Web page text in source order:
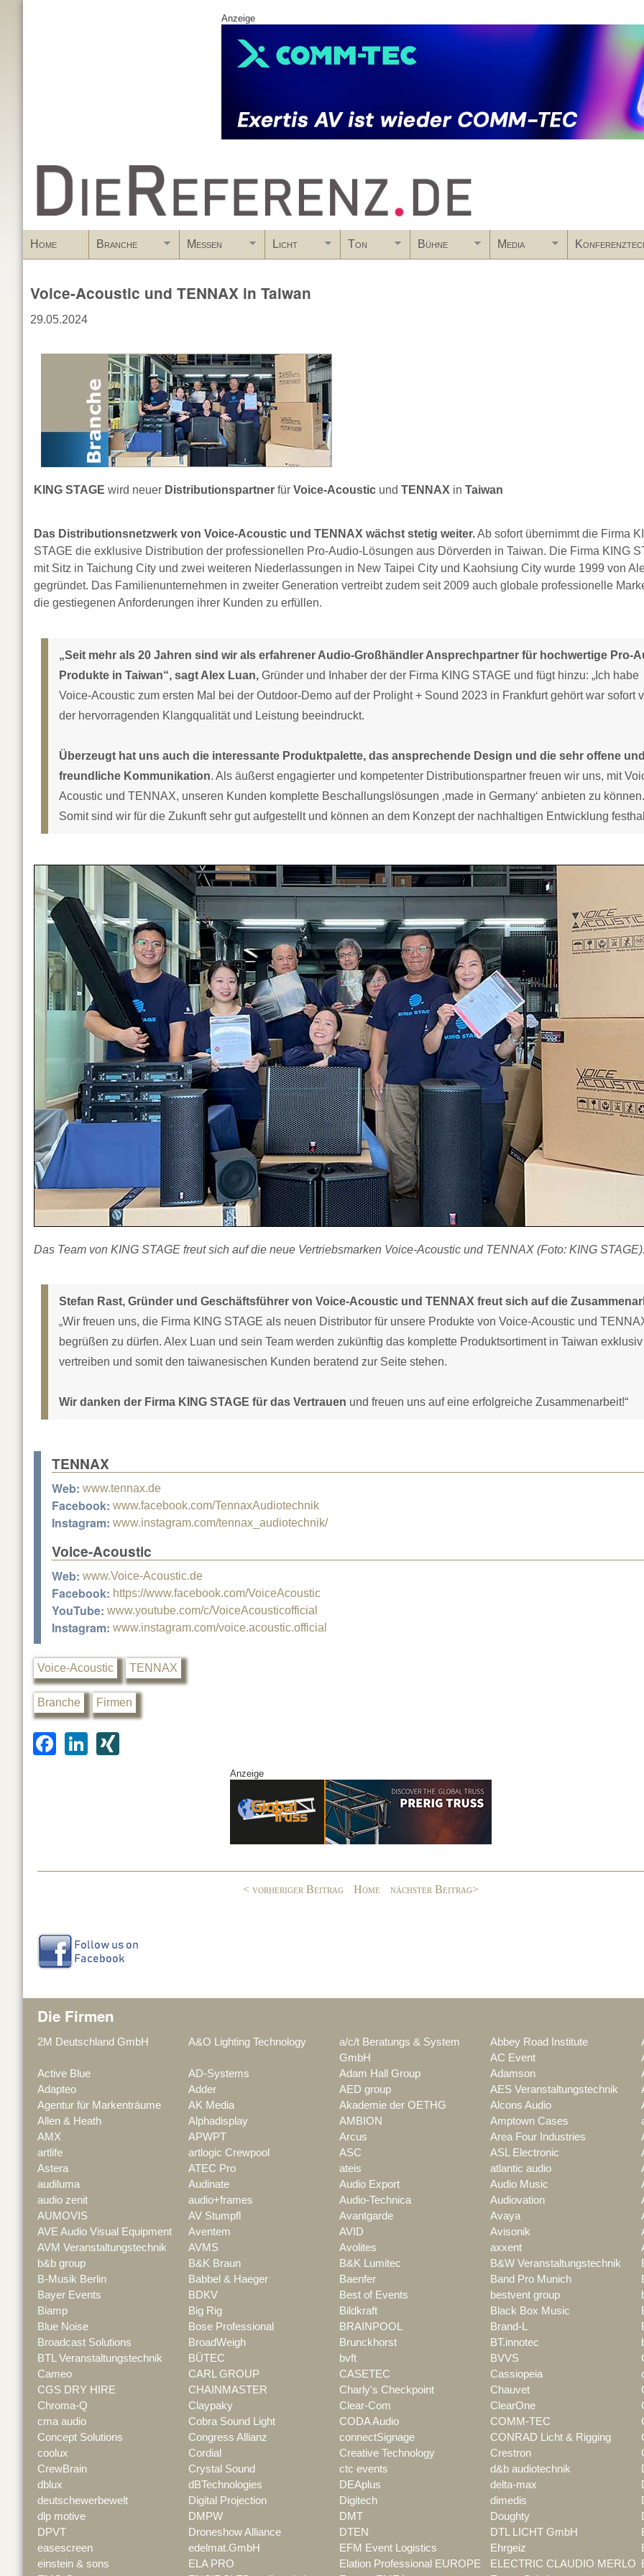
Anzeige
www.DieReferenz.de
Home Branche Messen Licht Ton Bühne Media
Voice-Acoustic und TENNAX in Taiwan
29.05.2024
KING STAGE wird neuer Distributionspartner für Voice-Acoustic und TENNAX in Taiwan
Das Distributionsnetzwerk von Voice-Acoustic und TENNAX wächst stetig weiter.Ab sofort übernimmt die Firma
STAGE die exklusive Distribution der professionellen Pro-Audio-Lösungen aus Dörverden in Taiwan. Die Firma KING
mit Sitz in Taichung City und zwei weiteren Niederlassungen in New Taipei City und Kaohsiung City wurde 1999 von
gegründet. Das Familienunternehmen in zweiter Generation vertreibt zudem seit 2009 auch globale professionelle
die gestiegenen Anforderungen ihrer Kunden zu erfüllen.
„Seit mehr als 20 Jahren sind wir als erfahrener Audio-Großhändler Ansprechpartner für hochwertige Pro-
Produkte in Taiwan“, sagt Alex Luan, Gründer und Inhaber der der Firma KING STAGE und fügt hinzu: „Ich habe
Voice-Acoustic zum ersten Mal bei der Outdoor-Demo auf der Prolight + Sound 2023 in Frankfurt gehört war sofort
der hervorragenden Klangqualität und Leistung beeindruckt.
Überzeugt hat uns auch die interessante Produktpalette, das ansprechende Design und die sehr offene und
freundliche Kommunikation. Als äußerst engagierter und kompetenter Distributionspartner freuen wir uns, mit
Acoustic und TENNAX, unseren Kunden komplette Beschallungslösungen ‚made in Germany‘ anbieten zu können.
Somit sind wir für die Zukunft sehr gut aufgestellt und können an dem Konzept der nachhaltigen Entwicklung
Das Team von KING STAGE freut sich auf die neue Vertriebsmarken Voice-Acoustic und TENNAX (Foto: KING STAGE).
Stefan Rast, Gründer und Geschäftsführer von Voice-Acoustic und TENNAX freut sich auf die
„Wir freuen uns, die Firma KING STAGE als neuen Distributor für unsere Produkte von Voice-Acoustic und
begrüßen zu dürfen. Alex Luan und sein Team werden zukünftig das komplette Produktsortiment in Taiwan exklusiv
vertreiben und somit den taiwanesischen Kunden beratend zur Seite stehen.
Wir danken der Firma KING STAGE für das Vertrauen und freuen uns auf eine erfolgreiche Zusammenarbeit!“
TENNAX
Web: www.tennax.de
Facebook: www.facebook.com/TennaxAudiotechnik
Instagram: www.instagram.com/tennax_audiotechnik/
Voice-Acoustic
Web: www.Voice-Acoustic.de
Facebook: https://www.facebook.com/VoiceAcoustic
YouTube: www.youtube.com/c/VoiceAcousticofficial
Instagram: www.instagram.com/voice.acoustic.official
Voice-Acoustic TENNAX
Branche Firmen
F
o
Li
Anzeige
< vorheriger Beitrag Home nächster Beitrag>
Die Firmen
2M Deutschland GmbH A&O Lighting Technology
a/c/t Beratungs & System
GmbH
Abbey Road Institute
AC Event
Active Blue
AD-Systems Adam Hall Group Adamson
Adapteo
Adder AED group AES Veranstaltungstechnik
Agentur für Markenträume
AK Media Akademie der OETHG Alcons Audio
Allen & Heath
Alphadisplay AMBION Amptown Cases
AMX
APWPT Arcus Area Four Industries
artlife
artlogic Crewpool ASC ASL Electronic
Astera
ATEC Pro ateis atlantic audio
audiluma
Audinate Audio Export Audio Music
audio zenit
audio+frames Audio-Technica Audiovation
AUMOVIS
AV Stumpfl Avantgarde Avaya
AVE Audio Visual Equipment
Aventem AVID Avisonik
AVM Veranstaltungstechnik
AVMS Avolites axxent
b&b group
B&K Braun B&K Lumitec B&W Veranstaltungstechnik
B-Musik Berlin
Babbel & Haeger Baenfer Band Pro Munich
Bayer Events
BDKV Best of Events bestvent group
Biamp
Big Rig Bildkraft Black Box Music
Blue Noise
Bose Professional BRAINPOOL Brand-L
Broadcast Solutions
BroadWeigh Brunckhorst BT.innotec
BTL Veranstaltungstechnik
BÜTEC bvft BVVS
Cameo
CARL GROUP CASETEC Cassiopeia
CGS DRY HIRE
CHAINMASTER Charly's Checkpoint Chauvet
Chroma-Q
Claypaky Clear-Com ClearOne
cma audio
Cobra Sound Light CODA Audio COMM-TEC
Concept Solutions
Congress Allianz connectSignage CONRAD Licht & Rigging
coolux
Cordial Creative Technology Crestron
CrewBrain
Crystal Sound ctc events d&b audiotechnik
dblux
dBTechnologies DEAplus delta-max
deutschewerbewelt
Digital Projection Digitech dimedis
dlp motive
DMPW DMT Doughty
DPVT
Droneshow Alliance DTEN DTL LICHT GmbH
easescreen
edelmat.GmbH EFM Event Logistics Ehrgeiz
einstein & sons
ELA PRO Elation Professional EUROPE ELECTRIC CLAUDIO MERLO